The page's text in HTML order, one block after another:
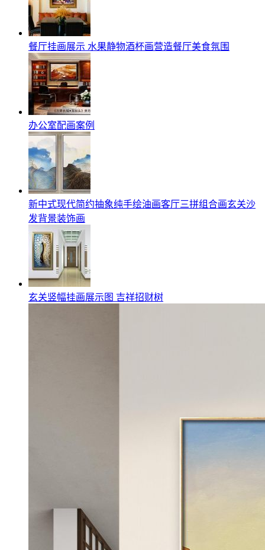
餐厅挂画展示 水果静物酒杯画营造餐厅美食氛围
办公室配画案例
新中式现代简约抽象纯手绘油画客厅三拼组合画玄关沙
发背景装饰画
玄关竖幅挂画展示图 吉祥招财树